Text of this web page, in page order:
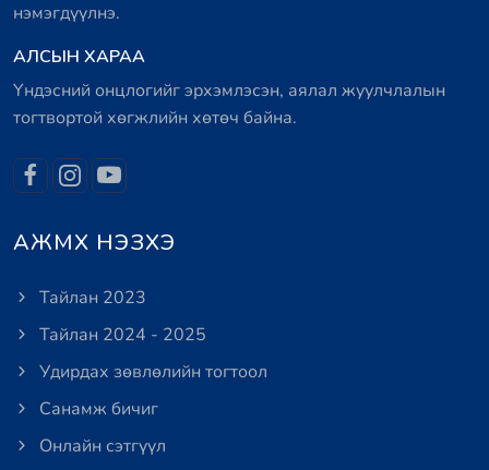
нэмэгдүүлнэ.
АЛСЫН ХАРАА
Үндэсний онцлогийг эрхэмлэсэн, аялал жуулчлалын
тогтвортой хөгжлийн хөтөч байна.
АЖМХ НЭЗХЭ
Тайлан 2023
Тайлан 2024 - 2025
Удирдах зөвлөлийн тогтоол
Санамж бичиг
Онлайн сэтгүүл